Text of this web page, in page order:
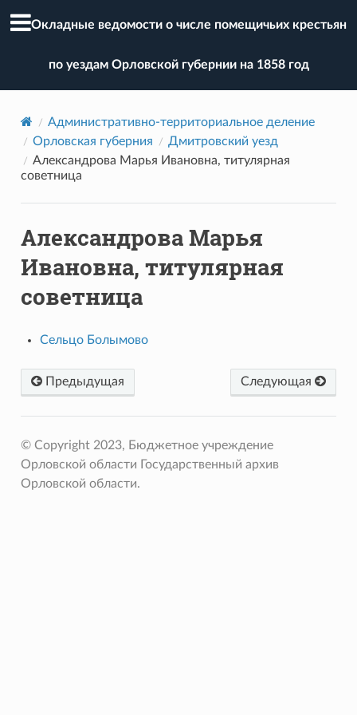
Окладные ведомости о числе помещичьих крестьян
по уездам Орловской губернии на 1858 год
Административно-территориальное деление
Орловская губерния
Дмитровский уезд
Александрова Марья Ивановна, титулярная
советница
Александрова Марья
Ивановна, титулярная
советница
Сельцо Болымово
Предыдущая Следующая
© Copyright 2023, Бюджетное учреждение
Орловской области Государственный архив
Орловской области.